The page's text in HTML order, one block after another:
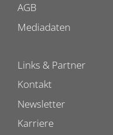
AGB
Mediadaten
Links & Partner
Kontakt
Newsletter
Karriere